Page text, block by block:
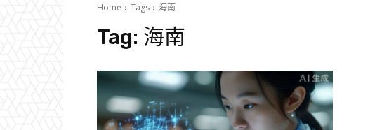
Home Tags 海南
Tag: 海南